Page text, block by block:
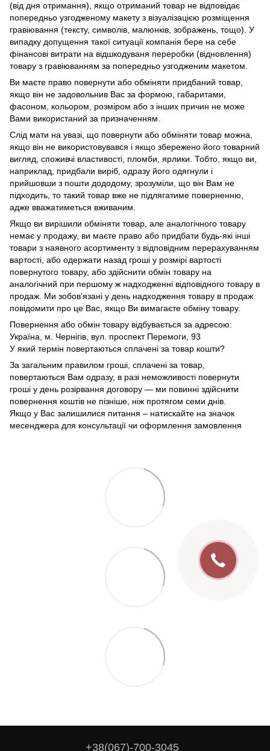
(від дня отримання), якщо отриманий товар не відповідає
попередньо узгодженому макету з візуалізацією розміщення
гравіювання (тексту, символів, малюнків, зображень, тощо). У
випадку допущення такої ситуації компанія бере на себе
фінансові витрати на відшкодуваня переробки (відновлення)
товару з гравіюванням за попередньо узгодженим макетом.
Ви маєте право повернути або обміняти придбаний товар,
якщо він не задовольнив Вас за формою, габаритами,
фасоном, кольором, розміром або з інших причин не може
Вами використаний за призначенням.
Слід мати на увазі, що повернути або обміняти товар можна,
якщо він не використовувався і якщо збережено його товарний
вигляд, споживчі властивості, пломби, ярлики. Тобто, якщо ви,
наприклад, придбали виріб, одразу його одягнули і
прийшовши з пошти дододому, зрозуміли, що він Вам не
підходить, то такий товар вже не підлягатиме поверненню,
адже вважатиметься вживаним.
Якщо ви вирішили обміняти товар, але аналогічного товару
немає у продажу, ви маєте право або придбати будь-які інші
товари з наявного асортименту з відповідним перерахуванням
вартості, або одержати назад гроші у розмірі вартості
повернутого товару, або здійснити обмін товару на
аналогічний при першому ж надходженні відповідного товару в
продаж. Ми зобов’язані у день надходження товару в продаж
повідомити про це Вас, якщо Ви вимагаєте обміну товару.
Повернення або обмін товару відбувається за адресою:
Україна, м. Чернігів, вул. проспект Перемоги, 93
У який термін повертаються сплачені за товар кошти?
За загальним правилом гроші, сплачені за товар,
повертаються Вам одразу, в разі неможливості повернути
гроші у день розірвання договору — ми повинні здійснити
повернення коштів не пізніше, ніж протягом семи днів.
Якщо у Вас залишилися питання – натискайте на значок
месенджера для консультації чи оформлення замовлення
+38(067)-700-3045